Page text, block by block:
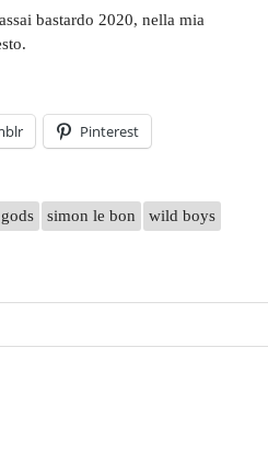
bastardo 2020, nella mia
Pinterest
simon le bon wild boys